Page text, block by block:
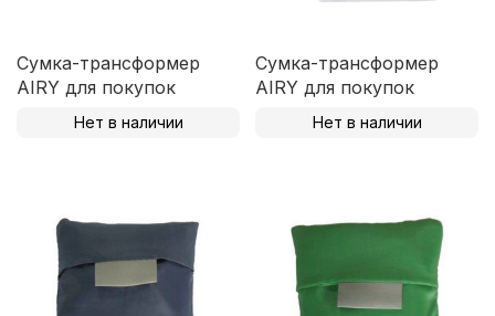
Сумка-трансформер
AIRY для покупок
Нет в наличии
Сумка-трансформер
AIRY для покупок
Нет в наличии